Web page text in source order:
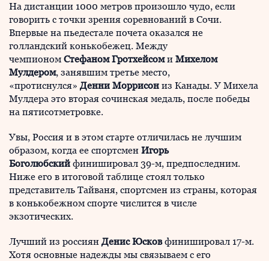
На дистанции 1000 метров произошло чудо, если
говорить с точки зрения соревнований в Сочи.
Впервые на пьедестале почета оказался не
голландский конькобежец. Между
чемпионом Стефаном Гротхейсоми Михелом
Мулдером, занявшим третье место,
«протиснулся» Денни Моррисон из Канады. У Михела
Мулдера это вторая сочинская медаль, после победы
на пятисотметровке.
Увы, Россия и в этом старте отличилась не лучшим
образом, когда ее спортсмен Игорь
Боголюбский финишировал 39-м, предпоследним.
Ниже его в итоговой таблице стоял только
представитель Тайваня, спортсмен из страны, которая
в конькобежном спорте числится в числе
экзотических.
Лучший из россиян Денис Юсковфинишировал 17-м.
Хотя основные надежды мы связываем с его